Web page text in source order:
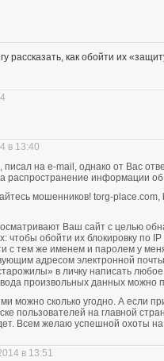
рассказать, как обойти их
в 13:40
писал на e-mail, однако от Вас
распространение информации
мошенников! torg-place.com,
Ваш сайт с целью
чтобы обойти их блокировку по
с тем же именем и паролем у
адресом электронной
в личку написать
произвольных данных можно
можно сколько угодно. А если
пользователей на главной
Всем желаю успешной охоты
в 13:51